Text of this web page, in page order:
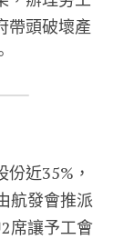
帶頭破壞產
近35%，
航發會推派
席讓予工會